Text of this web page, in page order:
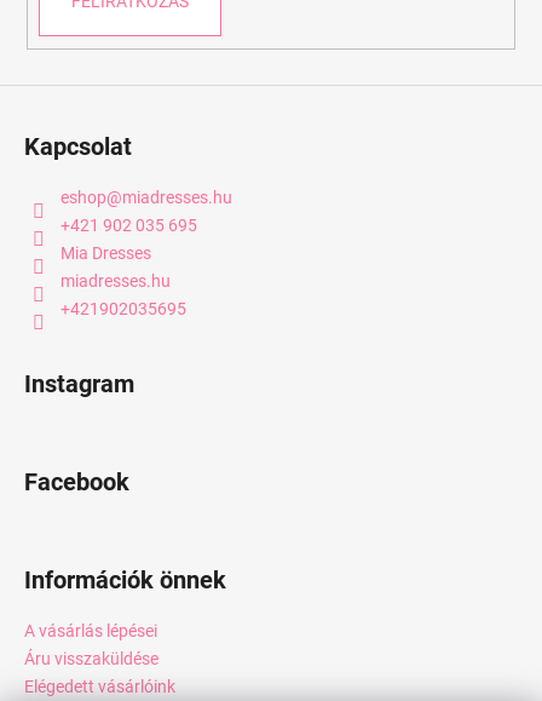
Kapcsolat
eshop@miadresses.hu
+421 902 035 695
Mia Dresses
miadresses.hu
+421902035695
Instagram
Facebook
Információk önnek
A vásárlás lépései
Áru visszaküldése
Elégedett vásárlóink